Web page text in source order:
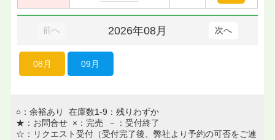
前へ 2026年08月 次へ
08月 09月
○：余裕あり 在庫数1-9：残りわずか
★：お問合せ ×：完売 －：受付終了
☆：リクエスト受付（受付完了後、弊社より予約の可否をご連